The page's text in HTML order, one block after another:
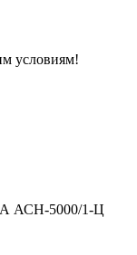
условиям!
АСН-5000/1-Ц